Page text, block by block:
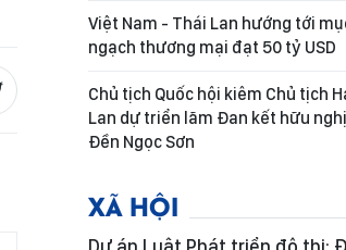
Việt Nam - Thái Lan hướng tới
ngạch thương mại đạt 50 tỷ USD
Chủ tịch Quốc hội kiêm Chủ tịch
Lan dự triển lãm Đan kết hữu
Đền Ngọc Sơn
XÃ HỘI